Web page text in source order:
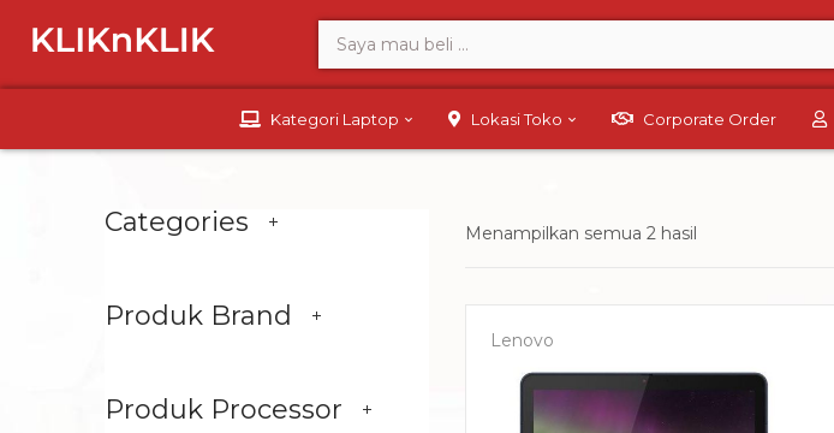
Kategori Laptop Lokasi Toko Corporate Order
Categories
Produk Brand
Produk Processor
Menampilkan semua 2 hasil
Lenovo